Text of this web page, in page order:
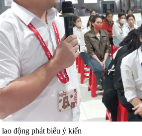
động phát biểu ý kiến